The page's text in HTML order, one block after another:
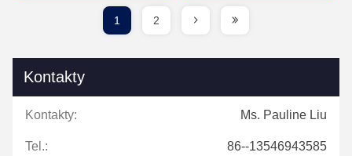
1 2
Kontakty
Kontakty: Ms. Pauline Liu
Tel.: 86--13546943585